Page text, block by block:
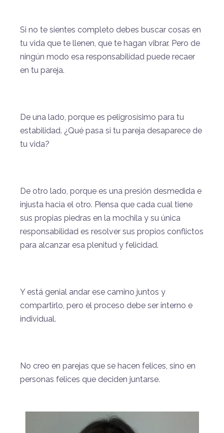
Si no te sientes completo debes buscar cosas en
tu vida que te llenen, que te hagan vibrar. Pero de
ningún modo esa responsabilidad puede recaer
en tu pareja.
De una lado, porque es peligrosísimo para tu
estabilidad. ¿Qué pasa si tu pareja desaparece de
tu vida?
De otro lado, porque es una presión desmedida e
injusta hacia el otro. Piensa que cada cual tiene
sus propias piedras en la mochila y su única
responsabilidad es resolver sus propios conflictos
para alcanzar esa plenitud y felicidad.
Y está genial andar ese camino juntos y
compartirlo, pero el proceso debe ser interno e
individual.
No creo en parejas que se hacen felices, sino en
personas felices que deciden juntarse.